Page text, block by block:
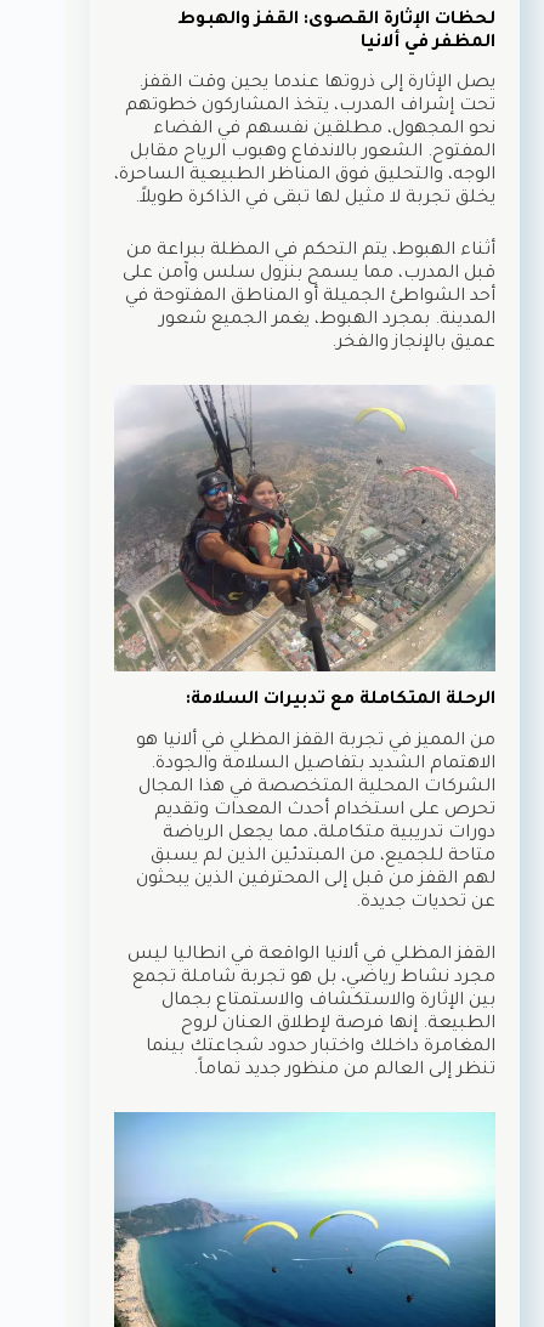
لحظات الإثارة القصوى: القفز والهبوط
المظفر في ألانيا
يصل الإثارة إلى ذروتها عندما يحين وقت القفز.
تحت إشراف المدرب، يتخذ المشاركون خطوتهم
نحو المجهول، مطلقين نفسهم في الفضاء
المفتوح. الشعور بالاندفاع وهبوب الرياح مقابل
الوجه، والتحليق فوق المناظر الطبيعية الساحرة،
يخلق تجربة لا مثيل لها تبقى في الذاكرة طويلاً.
أثناء الهبوط، يتم التحكم في المظلة ببراعة من
قبل المدرب، مما يسمح بنزول سلس وآمن على
أحد الشواطئ الجميلة أو المناطق المفتوحة في
المدينة. بمجرد الهبوط، يغمر الجميع شعور
عميق بالإنجاز والفخر.
الرحلة المتكاملة مع تدبيرات السلامة:
من المميز في تجربة القفز المظلي في ألانيا هو
الاهتمام الشديد بتفاصيل السلامة والجودة.
الشركات المحلية المتخصصة في هذا المجال
تحرص على استخدام أحدث المعدات وتقديم
دورات تدريبية متكاملة، مما يجعل الرياضة
متاحة للجميع، من المبتدئين الذين لم يسبق
لهم القفز من قبل إلى المحترفين الذين يبحثون
عن تحديات جديدة.
القفز المظلي في ألانيا الواقعة في انطاليا ليس
مجرد نشاط رياضي، بل هو تجربة شاملة تجمع
بين الإثارة والاستكشاف والاستمتاع بجمال
الطبيعة. إنها فرصة لإطلاق العنان لروح
المغامرة داخلك واختبار حدود شجاعتك بينما
تنظر إلى العالم من منظور جديد تماماً.